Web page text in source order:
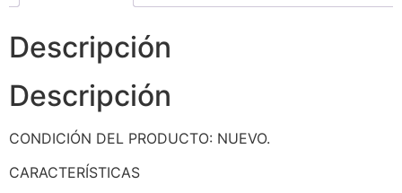
Descripción
Descripción
CONDICIÓN DEL PRODUCTO: NUEVO.
CARACTERÍSTICAS